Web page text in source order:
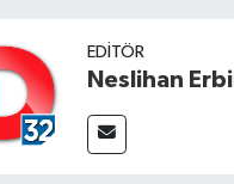
EDITÖR
Neslihan Erbil